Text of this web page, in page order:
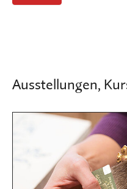
Ausstellungen,